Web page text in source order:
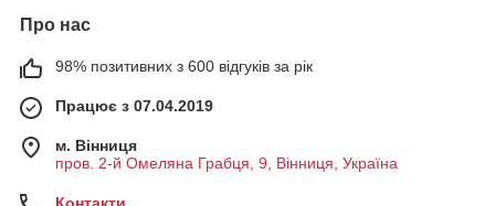
Про нас
98% позитивних з 600 відгуків за рік
Працює з 07.04.2019
м. Вінниця
пров. 2-й Омеляна Грабця, 9, Вінниця, Україна
Контакти